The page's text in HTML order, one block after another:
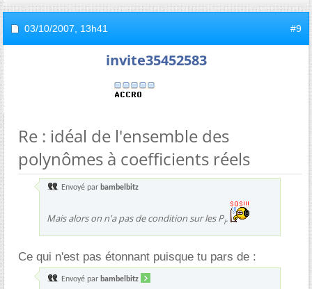
03/10/2007, 13h41 #9
invite35452583
Re : idéal de l'ensemble des
polynômes à coefficients réels
Envoyé par bambelbitz
Mais alors on n'a pas de condition sur les Pi.
Ce qui n'est pas étonnant puisque tu pars de :
Envoyé par bambelbitz